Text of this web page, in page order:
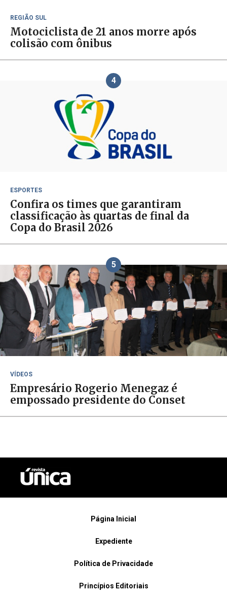
REGIÃO SUL
Motociclista de 21 anos morre após
colisão com ônibus
4
ESPORTES
Confira os times que garantiram
classificação às quartas de final da
Copa do Brasil 2026
5
VÍDEOS
Empresário Rogerio Menegaz é
empossado presidente do Conset
Página Inicial
Expediente
Política de Privacidade
Princípios Editoriais